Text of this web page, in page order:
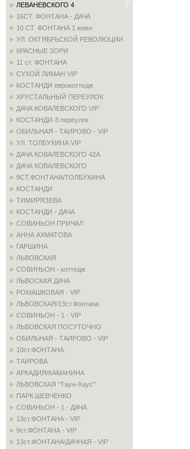
ЛЕВАНЕВСКОГО 4
16СТ. ФОНТАНА - ДАЧА
10 СТ. ФОНТАНА 1 комн
УЛ. ОКТЯБРЬСКОЙ РЕВОЛЮЦИИ
КРАСНЫЕ ЗОРИ
11 ст. ФОНТАНА
СУХОЙ ЛИМАН VIP
КОСТАНДИ еврокоттедж
ХРУСТАЛЬНЫЙ ПЕРЕУЛОК
ДАЧА КОВАЛЕВСКОГО VIP
КОСТАНДИ-3 переулок
ОБИЛЬНАЯ - ТАИРОВО - VIP
УЛ. ТОЛБУХИНА VIP
ДАЧА КОВАЛЕВСКОГО 42А
ДАЧА КОВАЛЕВСКОГО
9СТ.ФОНТАНА/ТОЛБУХИНА
КОСТАНДИ
ТИМИРЯЗЕВА
КОСТАНДИ - ДАЧА
СОВИНЬОН ПРИЧАЛ
АННА АХМАТОВА
ГАРШИНА
ЛЬВОВСКАЯ
СОВИНЬОН - коттедж
ЛЬВОСКАЯ ДАЧА
РОМАШКОВАЯ - VIP
ЛЬВОВСКАЯ/13ст.Фонтана
СОВИНЬОН - 1 - VIP
ЛЬВОВСКАЯ ПОСУТОЧНО
ОБИЛЬНАЯ - ТАИРОВО - VIP
10ст.ФОНТАНА
ТАИРОВА
АРКАДИЯ/КАМАНИНА
ЛЬВОВСКАЯ "Таун-Хаус"
ПАРК ШЕВЧЕНКО
СОВИНЬОН - 1 - ДАЧА
13ст.ФОНТАНА - VIP
9ст.ФОНТАНА - VIP
13ст.ФОНТАНА/ДАЧНАЯ - VIP